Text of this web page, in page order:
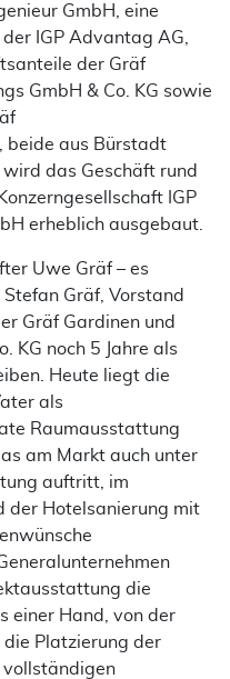
GmbH, eine
IGP Advantag AG,
der Gräf
GmbH & Co. KG sowie
beide aus Bürstadt
das Geschäft rund
IGP
erheblich ausgebaut.
Uwe Gräf – es
Gräf, Vorstand
Gräf Gardinen und
KG noch 5 Jahre als
Heute liegt die
als
Raumausstattung
am Markt auch unter
auftritt, im
der Hotelsanierung mit
die
einer Hand, von der
die Platzierung der
vollständigen